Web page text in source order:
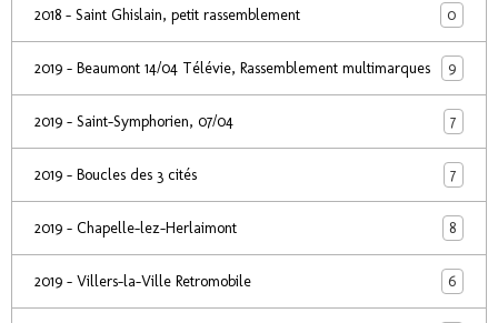
2018 - Saint Ghislain, petit rassemblement 0
2019 - Beaumont 14/04 Télévie, Rassemblement multimarques 9
2019 - Saint-Symphorien, 07/04 7
2019 - Boucles des 3 cités 7
2019 - Chapelle-lez-Herlaimont 8
2019 - Villers-la-Ville Retromobile 6